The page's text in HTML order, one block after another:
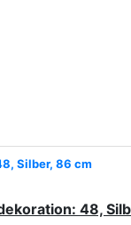
Silber, 86 cm
48,